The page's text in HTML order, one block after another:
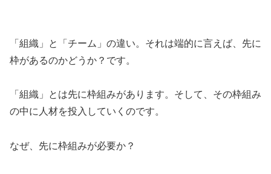
「組織」と「チーム」の違い。それは端的に言えば、先に
枠があるのかどうか？です。
「組織」とは先に枠組みがあります。そして、その枠組み
の中に人材を投入していくのです。
なぜ、先に枠組みが必要か？